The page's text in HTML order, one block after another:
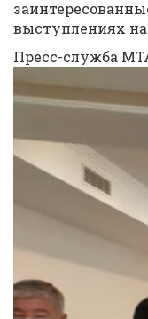
выступлениях на
Пресс-служба